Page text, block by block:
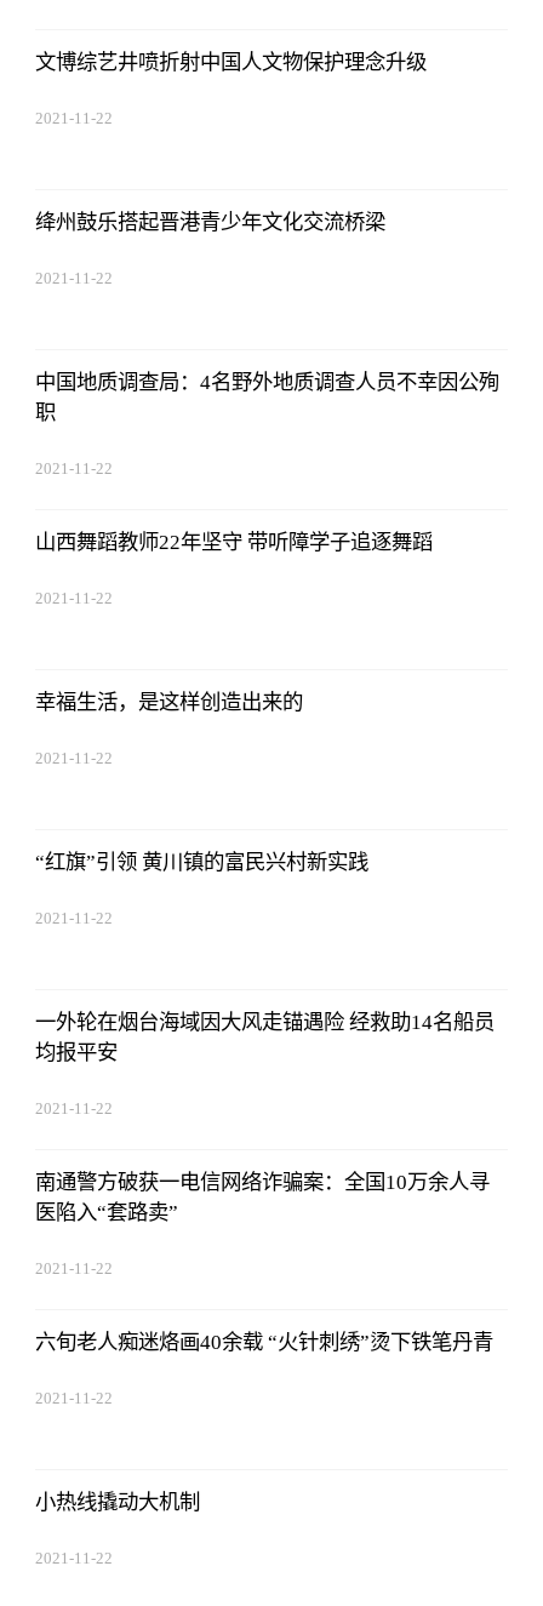
文博综艺井喷折射中国人文物保护理念升级
2021-11-22
绛州鼓乐搭起晋港青少年文化交流桥梁
2021-11-22
中国地质调查局：4名野外地质调查人员不幸因公殉
职
2021-11-22
山西舞蹈教师22年坚守 带听障学子追逐舞蹈
2021-11-22
幸福生活，是这样创造出来的
2021-11-22
“红旗”引领 黄川镇的富民兴村新实践
2021-11-22
一外轮在烟台海域因大风走锚遇险 经救助14名船员
均报平安
2021-11-22
南通警方破获一电信网络诈骗案：全国10万余人寻
医陷入“套路卖”
2021-11-22
六旬老人痴迷烙画40余载 “火针刺绣”烫下铁笔丹青
2021-11-22
小热线撬动大机制
2021-11-22